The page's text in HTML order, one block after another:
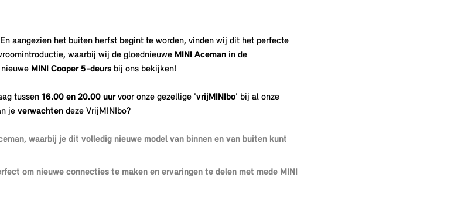
En aangezien het buiten herfst begint te worden, vinden wij dit het perfecte
waarbij wij de gloednieuwe MINI Aceman in de
MINI Cooper 5-deurs bij ons bekijken!
tussen 16.00 en 20.00 uurvoor onze gezellige 'vrijMINIbo' bij al onze
je verwachten deze VrijMINIbo?
waarbij je dit volledig nieuwe model van binnen en van buiten kunt
om nieuwe connecties te maken en ervaringen te delen met mede MINI